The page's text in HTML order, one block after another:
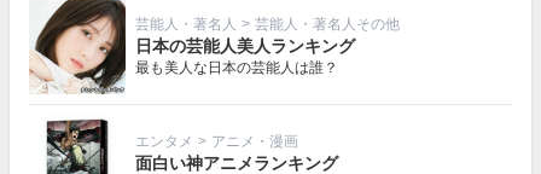
芸能人・著名人 > 芸能人・著名人その他
日本の芸能人美人ランキング
最も美人な日本の芸能人は誰？
エンタメ > アニメ・漫画
面白い神アニメランキング